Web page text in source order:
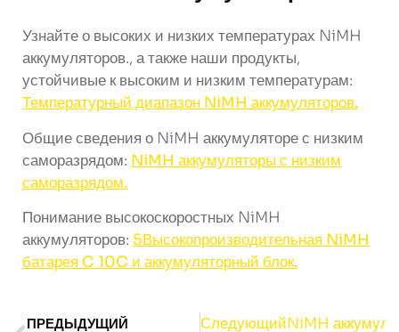
Узнайте о высоких и низких температурах NiMH
аккумуляторов., а также наши продукты,
устойчивые к высоким и низким температурам:
Температурный диапазон NiMH аккумуляторов.
Общие сведения о NiMH аккумуляторе с низким
саморазрядом: NiMH аккумуляторы с низким
саморазрядом.
Понимание высокоскоростных NiMH
аккумуляторов: 5Высокопроизводительная NiMH
батарея C 10C и аккумуляторный блок.
ПРЕДЫДУЩИЙ СледующийNiMH